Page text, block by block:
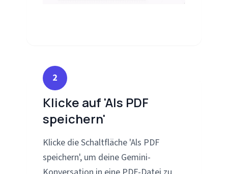
2
Klicke auf 'Als PDF
speichern'
Klicke die Schaltfläche 'Als PDF
speichern', um deine Gemini-